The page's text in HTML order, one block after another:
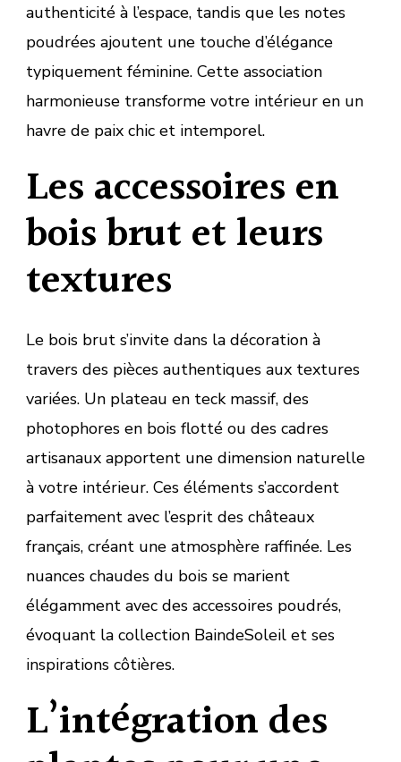
authenticité à l’espace, tandis que les notes
poudrées ajoutent une touche d’élégance
typiquement féminine. Cette association
harmonieuse transforme votre intérieur en un
havre de paix chic et intemporel.
Les accessoires en
bois brut et leurs
textures
Le bois brut s’invite dans la décoration à
travers des pièces authentiques aux textures
variées. Un plateau en teck massif, des
photophores en bois flotté ou des cadres
artisanaux apportent une dimension naturelle
à votre intérieur. Ces éléments s’accordent
parfaitement avec l’esprit des châteaux
français, créant une atmosphère raffinée. Les
nuances chaudes du bois se marient
élégamment avec des accessoires poudrés,
évoquant la collection BaindeSoleil et ses
inspirations côtières.
L’intégration des